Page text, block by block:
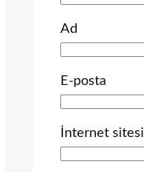
Ad
E-posta
İnternet sitesi